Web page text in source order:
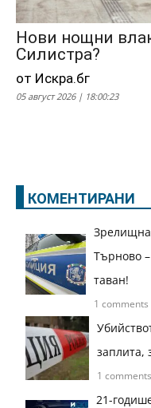
Нови нощни
Силистра?
от Искра.бг
05 август 2026 | 18:00:23
КОМЕНТИРАНИ
Зрелищна
Търново
таван!
1 comments
заплита,
1 comments
21-